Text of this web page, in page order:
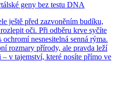
geny bez testu DNA
ještě před zazvoněním budíku,
oči. Při odběru krve syčíte
nesnesitelná senná rýma.
rozmary přírody, ale pravda leží
v tajemství, které nosíte přímo ve